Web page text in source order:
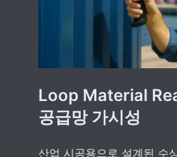
Loop Material
공급망 가시성
산업 시공용으로 설계된 수